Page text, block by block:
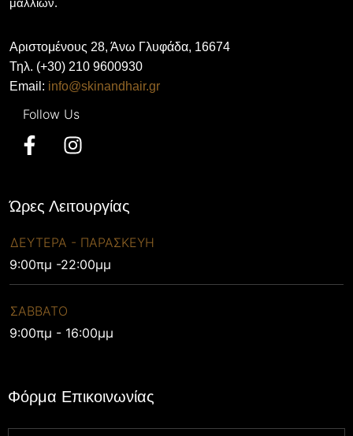
μαλλιών.
Αριστομένους 28, Άνω Γλυφάδα, 16674
Τηλ. (+30) 210 9600930
Email: info@skinandhair.gr
Ώρες Λειτουργίας
ΔΕΥΤΕΡΑ - ΠΑΡΑΣΚΕΥΗ
9:00πμ -22:00μμ
ΣΑΒΒΑΤΟ
9:00πμ - 16:00μμ
Φόρμα Επικοινωνίας